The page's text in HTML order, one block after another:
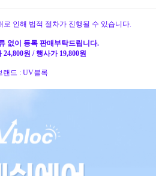
로 인해 법적 절차가 진행될 수 있습니다.
없이 등록 판매부탁드립니다.
원 / 행사가 19,800원
랜드 : UV블록